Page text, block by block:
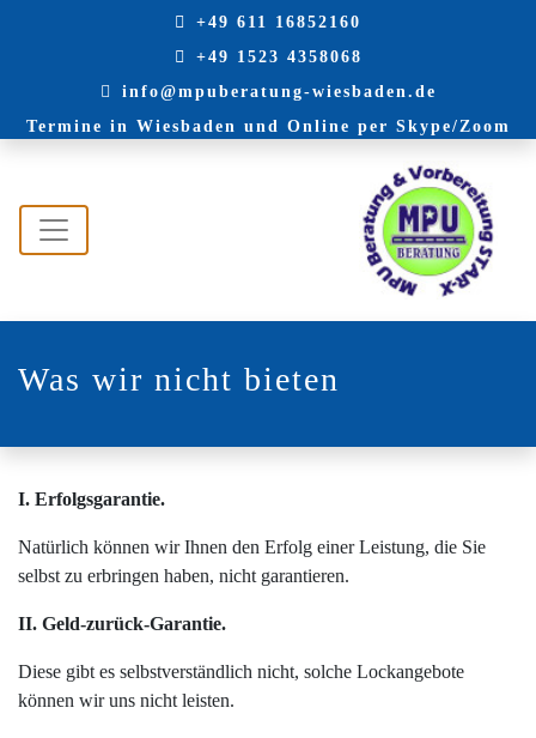
+49 611 16852160
+49 1523 4358068
info@mpuberatung-wiesbaden.de
Termine in Wiesbaden und Online per Skype/Zoom
Was wir nicht bieten
I. Erfolgsgarantie.
Natürlich können wir Ihnen den Erfolg einer Leistung, die Sie
selbst zu erbringen haben, nicht garantieren.
II. Geld-zurück-Garantie.
Diese gibt es selbstverständlich nicht, solche Lockangebote
können wir uns nicht leisten.